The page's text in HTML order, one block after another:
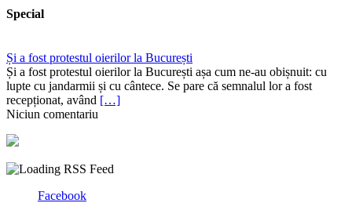
Special
Și a fost protestul oierilor la București
Și a fost protestul oierilor la București așa cum ne-au obișnuit: cu
lupte cu jandarmii și cu cântece. Se pare că semnalul lor a fost
recepționat, având […]
Niciun comentariu
Facebook